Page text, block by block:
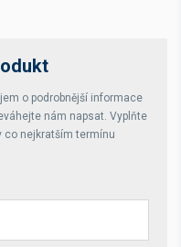
o podrobnější informace
nám napsat. Vyplňte
co nejkratším termínu